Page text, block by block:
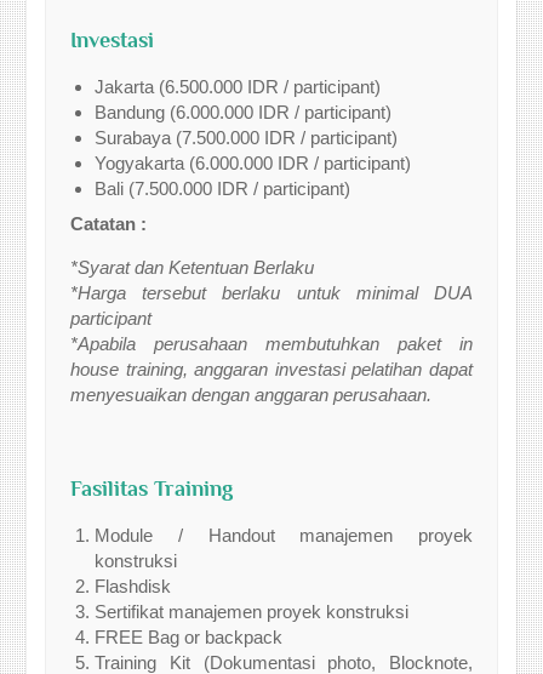
Investasi
Jakarta (6.500.000 IDR / participant)
Bandung (6.000.000 IDR / participant)
Surabaya (7.500.000 IDR / participant)
Yogyakarta (6.000.000 IDR / participant)
Bali (7.500.000 IDR / participant)
Catatan :
*Syarat dan Ketentuan Berlaku
*Harga tersebut berlaku untuk minimal DUA
participant
*Apabila perusahaan membutuhkan paket in
house training, anggaran investasi pelatihan dapat
menyesuaikan dengan anggaran perusahaan.
Fasilitas Training
Module / Handout manajemen proyek
konstruksi
Flashdisk
Sertifikat manajemen proyek konstruksi
FREE Bag or backpack
Training Kit (Dokumentasi photo, Blocknote,